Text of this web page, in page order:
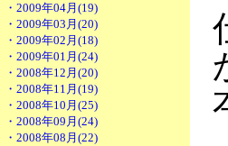
・2009年04月(19)
・2009年03月(20)
・2009年02月(18)
・2009年01月(24)
・2008年12月(20)
・2008年11月(19)
・2008年10月(25)
・2008年09月(24)
・2008年08月(22)